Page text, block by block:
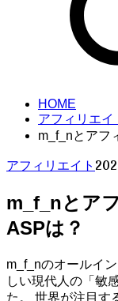
HOME
アフィリエイ
m_f_nとアフ
アフィリエイト
m_f_nとア
ASPは？
m_f_nのオールイ
しい現代人の「敏
た。 世界が注目す